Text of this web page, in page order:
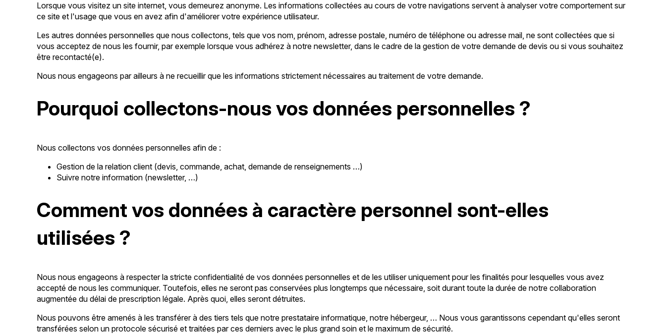
Lorsque vous visitez un site internet, vous demeurez anonyme. Les informations collectées au cours de votre navigations servent à analyser votre comportement sur
ce site et l'usage que vous en avez afin d'améliorer votre expérience utilisateur.
Les autres données personnelles que nous collectons, tels que vos nom, prénom, adresse postale, numéro de téléphone ou adresse mail, ne sont collectées que si
vous acceptez de nous les fournir, par exemple lorsque vous adhérez à notre newsletter, dans le cadre de la gestion de votre demande de devis ou si vous souhaitez
être recontacté(e).
Nous nous engageons par ailleurs à ne recueillir que les informations strictement nécessaires au traitement de votre demande.
Pourquoi collectons-nous vos données personnelles ?
Nous collectons vos données personnelles afin de :
Gestion de la relation client (devis, commande, achat, demande de renseignements …)
Suivre notre information (newsletter, …)
Comment vos données à caractère personnel sont-elles
utilisées ?
Nous nous engageons à respecter la stricte confidentialité de vos données personnelles et de les utiliser uniquement pour les finalités pour lesquelles vous avez
accepté de nous les communiquer. Toutefois, elles ne seront pas conservées plus longtemps que nécessaire, soit durant toute la durée de notre collaboration
augmentée du délai de prescription légale. Après quoi, elles seront détruites.
Nous pouvons être amenés à les transférer à des tiers tels que notre prestataire informatique, notre hébergeur, … Nous vous garantissons cependant qu'elles seront
transférées selon un protocole sécurisé et traitées par ces derniers avec le plus grand soin et le maximum de sécurité.